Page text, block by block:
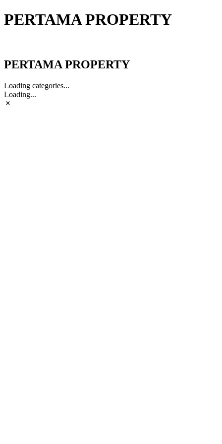
PERTAMA PROPERTY
PERTAMA PROPERTY
Loading categories...
Loading...